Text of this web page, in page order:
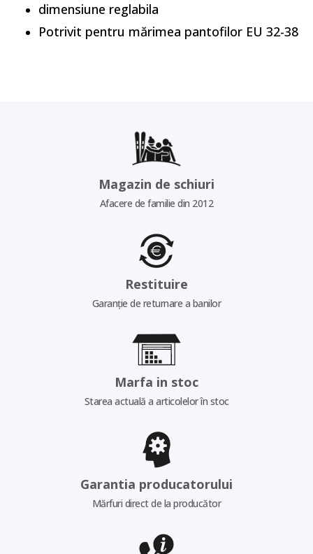
dimensiune reglabila
Potrivit pentru mărimea pantofilor EU 32-38
Magazin de schiuri
Afacere de familie din 2012
Restituire
Garanție de returnare a banilor
Marfa in stoc
Starea actuală a articolelor în stoc
Garantia producatorului
Mărfuri direct de la producător